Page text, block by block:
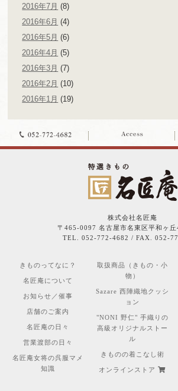
2016年7月 (8)
2016年6月 (4)
2016年5月 (6)
2016年4月 (5)
2016年3月 (7)
2016年2月 (10)
2016年1月 (19)
株式会社名匠庵
〒465-0097 名古屋市名東区平和ヶ丘
TEL. 052-772-4682 / FAX. 052-
きものってなに？
名匠庵について
お知らせ／催事
店舗のご案内
名匠庵の日々
営業渡部の日々
名匠庵女将の呉服マメ
知識
取扱商品（きもの・小
物）
Sazare 西陣織地クッシ
ョン
"NONI 野仁" 手織りの
高級オリジナルストー
ル
きものの着こなし術
オンラインストア